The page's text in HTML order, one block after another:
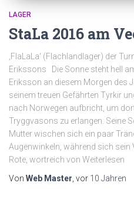
LAGER
StaLa 2016 am
‚FlaLaLa‘ (Flachlandlager) der
Erikssons Die Sonne steht hell
Eriksson an diesem Morgen des
seinem treuen Gefährten Tyrkir
nach Norwegen aufbricht, um
Tryggvasons zu erlangen. Seine
Mutter wischen sich ein paar
Augenwinkeln, während sich sein
Rote, wortreich von Weiterlesen
Von Web Master, vor 10 Jahren